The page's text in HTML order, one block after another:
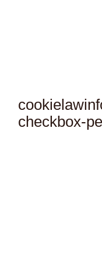
checkbox-